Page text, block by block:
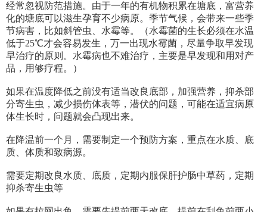
经常忽视防范措施。由于一年的有机物积累在塘底，富营养
化的塘底可以滋生孕育不少病原。季节气候，会带来一些季
节病害，比如斜管虫、水霉等。（水霉菌的生长必须在水温
低于25℃才会容易发生，万一出现水霉菌，尽量争取早发现
早治疗的原则。水霉病也不难治疗，主要是早发现和用对产
品，用够疗程。）
如果在温度降低之前没有适当改良底部，加强营养，抑杀部
分寄生虫，减少损伤体表等，潜伏的问题，可能在适宜病原
体生长时，问题就会凸现出来。
在降温前一个月，需要制定一个预防方案，重点在水质、底
质、体质和致病源。
需要定期改良水质、底质，定期内服保肝护肠中草药，定期
抑杀寄生虫等